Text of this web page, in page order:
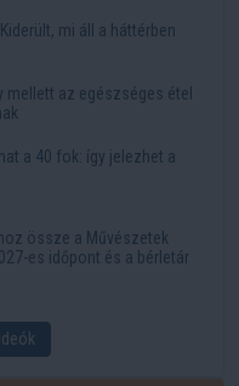
mi áll a háttérben
mellett az egészséges étel
a 40 fok: így jelezhet a
össze a Művészetek
es időpont és a bérletár